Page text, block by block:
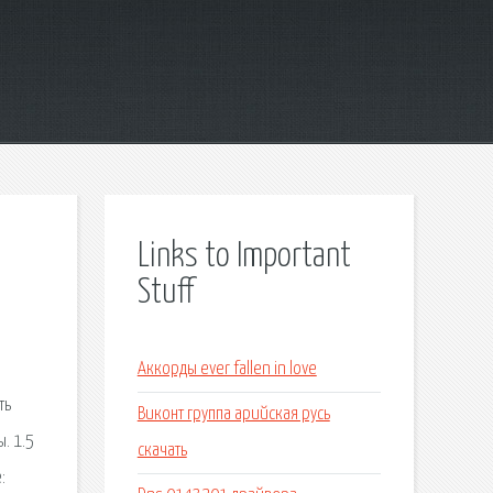
Links to Important
Stuff
Аккорды ever fallen in love
Виконт группа арийская русь
скачать